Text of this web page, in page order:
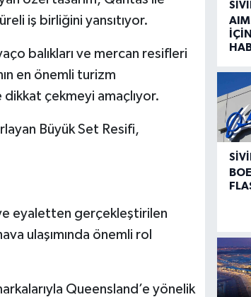
iş birliğini yansıtıyor.
balıkları ve mercan resifleri
en önemli turizm
çekmeyi amaçlıyor.
Büyük Set Resifi,
eyaletten gerçekleştirilen
ulaşımında önemli rol
Queensland’e yönelik
AIM